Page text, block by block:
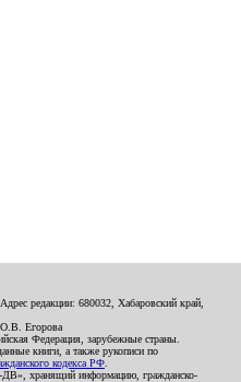
редакции: 680032, Хабаровский край,
Егорова
Федерация, зарубежные страны.
книги, а также рукописи по
кодекса РФ
ДВ», хранящий информацию, гражданско-